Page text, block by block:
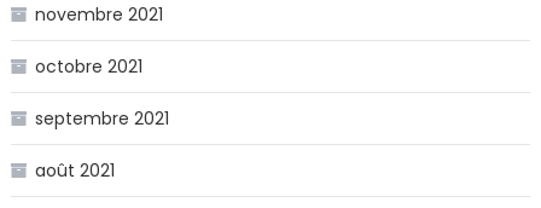
novembre 2021
octobre 2021
septembre 2021
août 2021